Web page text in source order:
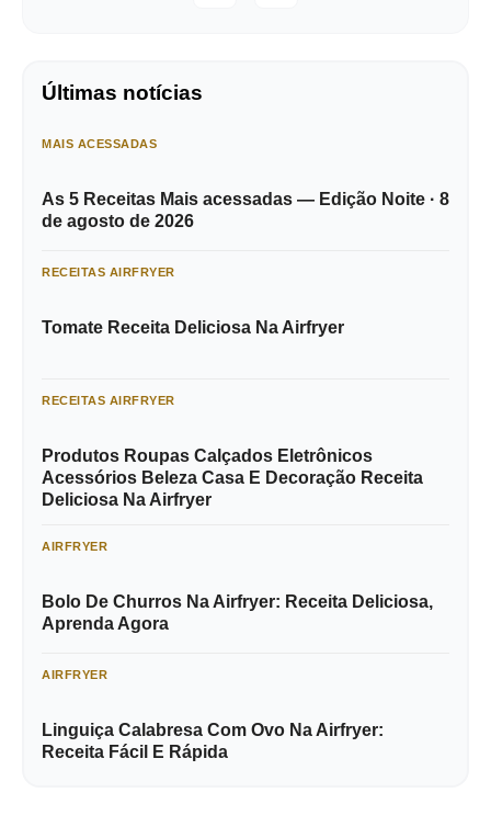
Últimas notícias
MAIS ACESSADAS
As 5 Receitas Mais acessadas — Edição Noite · 8
de agosto de 2026
RECEITAS AIRFRYER
Tomate Receita Deliciosa Na Airfryer
RECEITAS AIRFRYER
Produtos Roupas Calçados Eletrônicos
Acessórios Beleza Casa E Decoração Receita
Deliciosa Na Airfryer
AIRFRYER
Bolo De Churros Na Airfryer: Receita Deliciosa,
Aprenda Agora
AIRFRYER
Linguiça Calabresa Com Ovo Na Airfryer:
Receita Fácil E Rápida